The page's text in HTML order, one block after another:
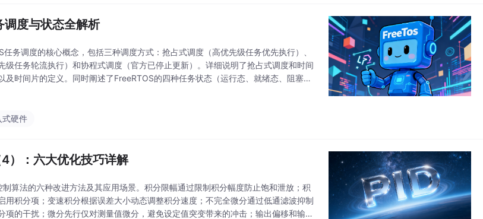
调度与状态全解析
任务调度的核心概念，包括三种调度方式：抢占式调度（高优先级任务优先执行）、
级任务轮流执行）和协程式调度（官方已停止更新）。详细说明了抢占式调度和时间
及时间片的定义。同时阐述了FreeRTOS的四种任务状态（运行态、就绪态、阻塞态
式硬件
）：六大优化技巧详解
算法的六种改进方法及其应用场景。积分限幅通过限制积分幅度防止饱和泄放；积
用积分项；变速积分根据误差大小动态调整积分速度；不完全微分通过低通滤波抑制
项的干扰；微分先行仅对测量值微分，避免设定值突变带来的冲击；输出偏移和输入